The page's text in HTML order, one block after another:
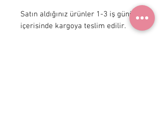
Satın aldığınız ürünler 1-3 iş günü
içerisinde kargoya teslim edilir.